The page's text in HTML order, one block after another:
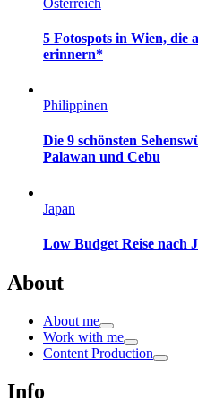
5 Fotospots in Wien,
erinnern*
Philippinen
Die 9 schönsten
Palawan und Cebu
Japan
Low Budget Reise nach
About
About me
Work with me
Content Production
Info